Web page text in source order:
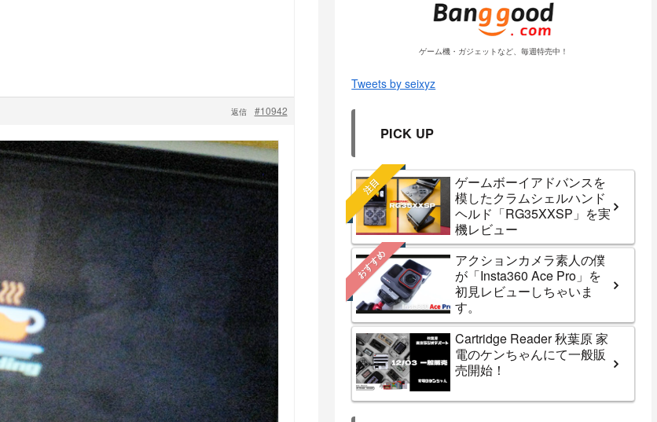
#10942
返信
ゲーム機・ガジェットなど、毎週特売中！
Tweets by seixyz
PICK UP
注目
ゲームボーイアドバンスを
模したクラムシェルハンド
ヘルド「RG35XXSP」を実
機レビュー
おすすめ
アクションカメラ素人の僕
が「Insta360 Ace Pro」を
初見レビューしちゃいま
す。
Cartridge Reader 秋葉原 家
電のケンちゃんにて一般販
売開始！